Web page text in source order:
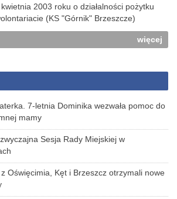
2003 roku o działalności pożytku
(KS "Górnik" Brzeszcze)
więcej
7-letnia Dominika wezwała pomoc do
mamy
Sesja Rady Miejskiej w
Oświęcimia, Kęt i Brzeszcz otrzymali nowe